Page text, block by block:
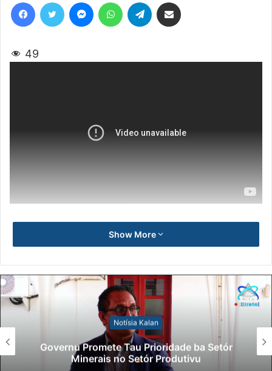
49
Show More
Notísia Kalan
Lei Siberseguransa Ajuda Autoridade
Polisiál Kaptura Autór Kriminozu ho
Paradeiru Iha Estranjeiru